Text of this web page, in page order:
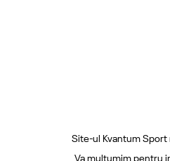
Site-ul Kvantum Sport
Va multumim pentru